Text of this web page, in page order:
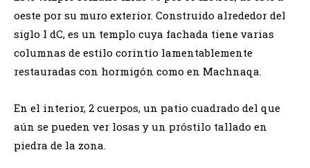
oeste por su muro exterior. Construido alrededor del
siglo I dC, es un templo cuya fachada tiene varias
columnas de estilo corintio lamentablemente
restauradas con hormigón como en Machnaqa.
En el interior, 2 cuerpos, un patio cuadrado del que
aún se pueden ver losas y un próstilo tallado en
piedra de la zona.